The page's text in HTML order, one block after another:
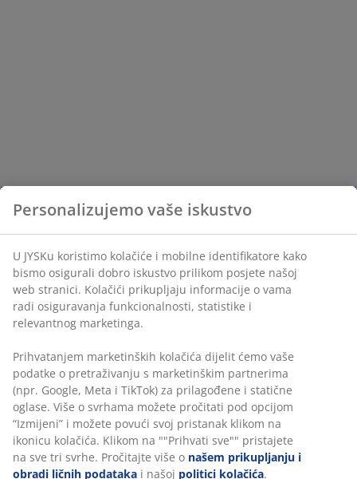
Personalizujemo vaše iskustvo
U JYSKu koristimo kolačiće i mobilne identifikatore kako
bismo osigurali dobro iskustvo prilikom posjete našoj
web stranici. Kolačići prikupljaju informacije o vama
radi osiguravanja funkcionalnosti, statistike i
relevantnog marketinga.
Prihvatanjem marketinških kolačića dijelit ćemo vaše
podatke o pretraživanju s marketinškim partnerima
(npr. Google, Meta i TikTok) za prilagođene i statične
oglase. Više o svrhama možete pročitati pod opcijom
“Izmijeni” i možete povući svoj pristanak klikom na
ikonicu kolačića. Klikom na ""Prihvati sve"" pristajete
na sve tri svrhe. Pročitajte više o našem prikupljanju i
obradi ličnih podataka i našoj politici kolačića.